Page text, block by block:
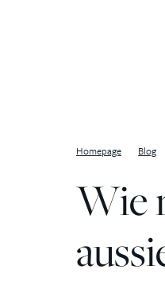
Homepage Blog
Wie